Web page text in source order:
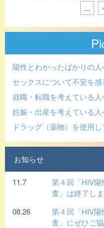
...
陽性とわかったばかりの
セックスについて不安を
就職・転職を考えている人
妊娠・出産を考えている人
ドラッグ（薬物）を使用
お知らせ
11.7
第４回「HIV
査」は終了し
08.26
第４回「HIV
査」にぜひご